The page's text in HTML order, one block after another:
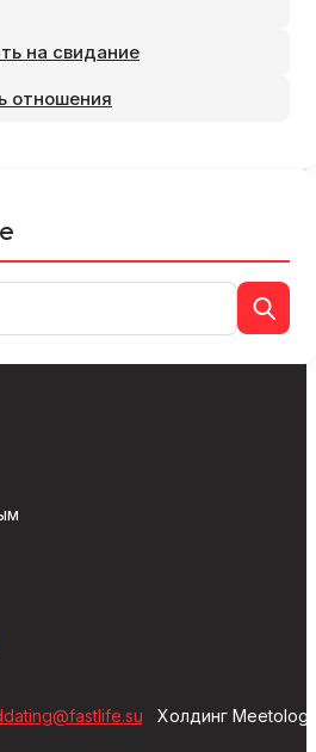
на свидание
отношения
Холдинг